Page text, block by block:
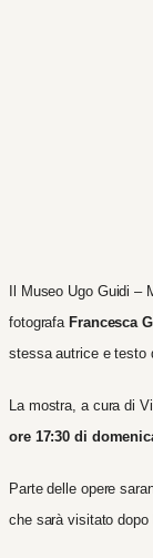
Il Museo Ugo Guidi –
fotografa Francesca
stessa autrice e testo
La mostra, a cura di
ore 17:30 di
Parte delle opere
che sarà visitato dopo